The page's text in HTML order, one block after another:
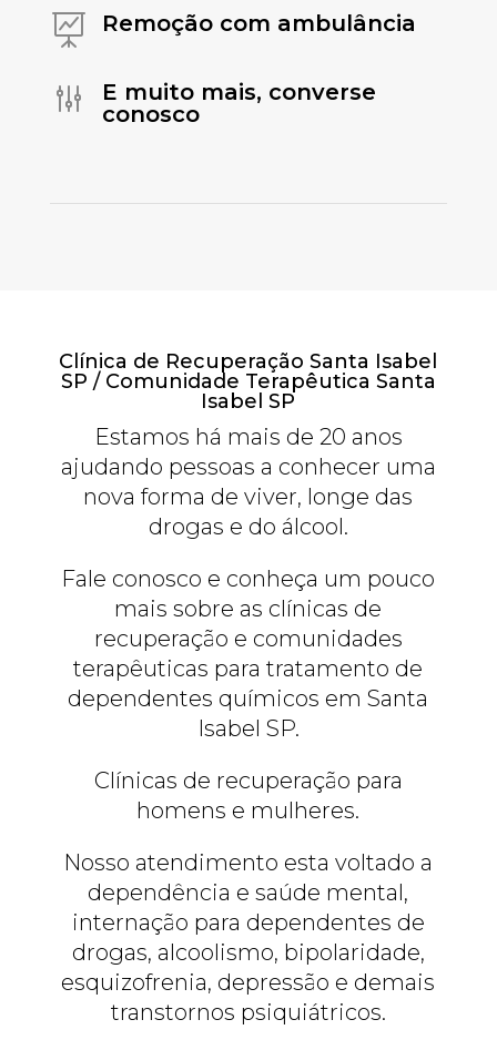
 Remoção com ambulância
g
E muito mais, converse
conosco
Clínica de Recuperação Santa Isabel
SP / Comunidade Terapêutica Santa
Isabel SP
Estamos há mais de 20 anos
ajudando pessoas a conhecer uma
nova forma de viver, longe das
drogas e do álcool.
Fale conosco e conheça um pouco
mais sobre as clínicas de
recuperação e comunidades
terapêuticas para tratamento de
dependentes químicos em Santa
Isabel SP.
Clínicas de recuperação para
homens e mulheres.
Nosso atendimento esta voltado a
dependência e saúde mental,
internação para dependentes de
drogas, alcoolismo, bipolaridade,
esquizofrenia, depressão e demais
transtornos psiquiátricos.